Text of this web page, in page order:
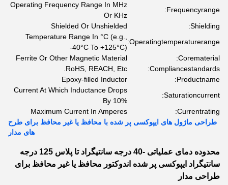
Frequencyrange:
Operating Frequency Range In MHz
Or KHz
Shielding:
Shielded Or Unshielded
Operatingtemperaturerange:
Temperature Range In °C (e.g.,
-40°C To +125°C)
Corematerial:
Ferrite Or Other Magnetic Material
Compliancestandards:
RoHS, REACH, Etc.
Productname:
Epoxy-filled Inductor
Saturationcurrent:
Current At Which Inductance Drops
By 10%
Currentrating:
Maximum Current In Amperes
طراحی ماژول های ایپوکسی پر شده با محافظ یا غیر محافظ برای طرح
های مدار
محدوده دمای عملیاتی -40 درجه سانتیگراد تا پلاس 125 درجه
سانتیگراد ایپوکسی پر شده اندوکتور محافظ یا غیر محافظ برای
طراحی مدار